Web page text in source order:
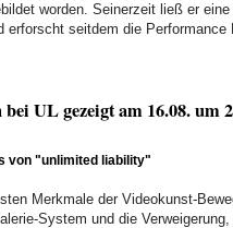
worden. Seinerzeit ließ er
erforscht seitdem die Performance
UL gezeigt am 16.08. um
von "unlimited liability"
Merkmale der Videokunst-
System und die